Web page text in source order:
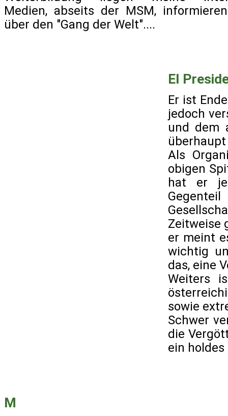
Medien, abseits der MSM,
über den "Gang der Welt"....
El
Er ist
jedoch
und dem
Als
obigen
hat er
Zeitweise
er meint
wichtig
das, eine
Weiters
sowie
Schwer
die
ein
M